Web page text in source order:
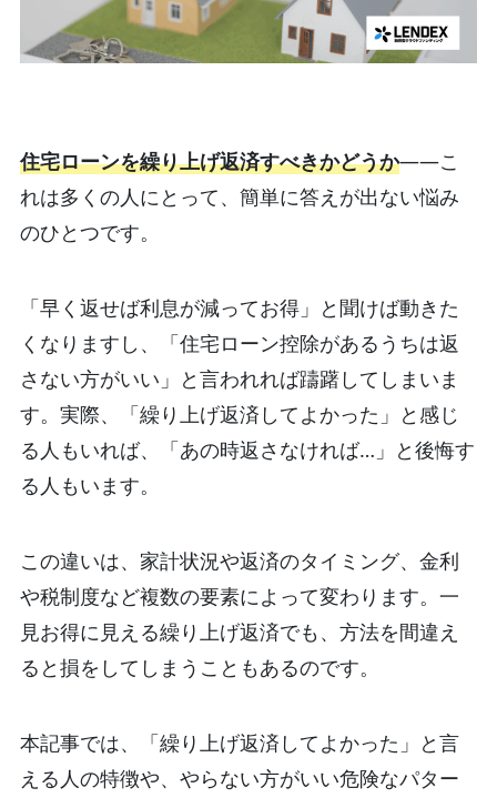
住宅ローンを繰り上げ返済すべきかどうか――こ
れは多くの人にとって、簡単に答えが出ない悩み
のひとつです。
「早く返せば利息が減ってお得」と聞けば動きた
くなりますし、「住宅ローン控除があるうちは返
さない方がいい」と言われれば躊躇してしまいま
す。実際、「繰り上げ返済してよかった」と感じ
る人もいれば、「あの時返さなければ…」と後悔す
る人もいます。
この違いは、家計状況や返済のタイミング、金利
や税制度など複数の要素によって変わります。一
見お得に見える繰り上げ返済でも、方法を間違え
ると損をしてしまうこともあるのです。
本記事では、「繰り上げ返済してよかった」と言
える人の特徴や、やらない方がいい危険なパター